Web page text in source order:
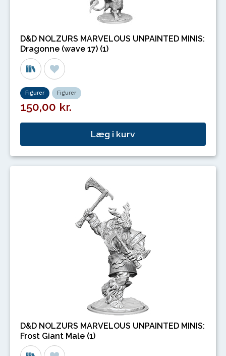
D&D NOLZURS MARVELOUS UNPAINTED MINIS:
Dragonne (wave 17) (1)
Figurer Figurer
150,00 kr.
Læg i kurv
D&D NOLZURS MARVELOUS UNPAINTED MINIS:
Frost Giant Male (1)